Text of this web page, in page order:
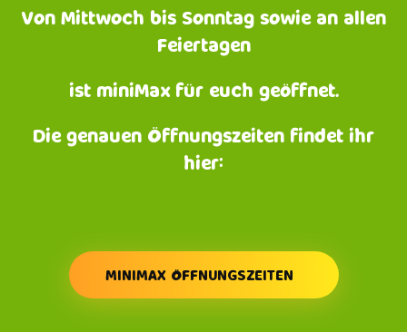
Von Mittwoch bis Sonntag sowie an allen
Feiertagen
ist miniMax für euch geöffnet.
Die genauen Öffnungszeiten findet ihr
hier:
MINIMAX ÖFFNUNGSZEITEN